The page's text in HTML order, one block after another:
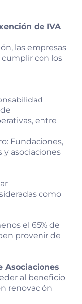
de IVA
las empresas
cumplir con los
entre
Fundaciones,
y asociaciones
como
el 65% de
provenir de
Asociaciones
al beneficio
renovación